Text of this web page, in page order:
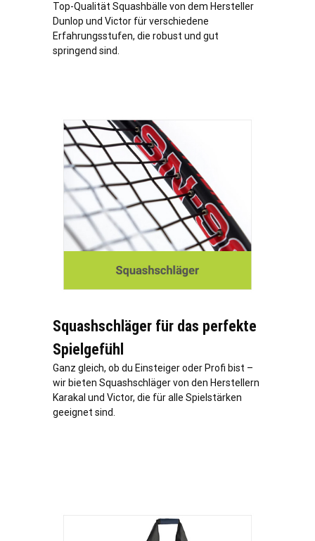
Top-Qualität Squashbälle von dem Hersteller
Dunlop und Victor für verschiedene
Erfahrungsstufen, die robust und gut
springend sind.
Squashschläger für das perfekte
Spielgefühl
Ganz gleich, ob du Einsteiger oder Profi bist –
wir bieten Squashschläger von den Herstellern
Karakal und Victor, die für alle Spielstärken
geeignet sind.